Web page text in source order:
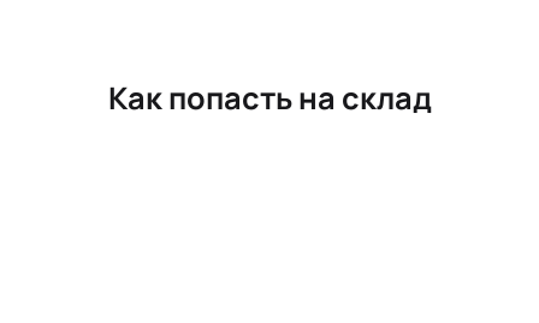
Как попасть на склад